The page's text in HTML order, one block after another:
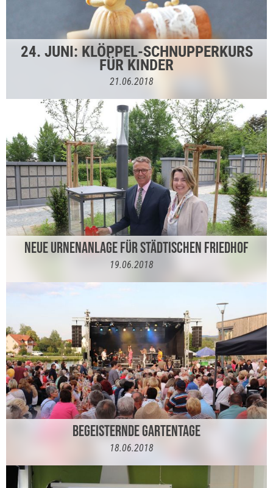
24. JUNI: KLÖPPEL-SCHNUPPERKURS
FÜR KINDER
21.06.2018
NEUE URNENANLAGE FÜR STÄDTISCHEN FRIEDHOF
19.06.2018
BEGEISTERNDE GARTENTAGE
18.06.2018